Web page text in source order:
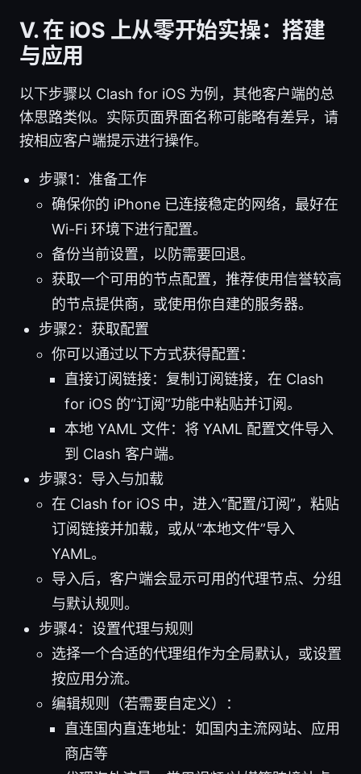
Ⅴ. 在 iOS 上从零开始实操：搭建
与应用
以下步骤以 Clash for iOS 为例，其他客户端的总
体思路类似。实际页面界面名称可能略有差异，请
按相应客户端提示进行操作。
步骤1：准备工作
确保你的 iPhone 已连接稳定的网络，最好在
Wi-Fi 环境下进行配置。
备份当前设置，以防需要回退。
获取一个可用的节点配置，推荐使用信誉较高
的节点提供商，或使用你自建的服务器。
步骤2：获取配置
你可以通过以下方式获得配置：
直接订阅链接：复制订阅链接，在 Clash
for iOS 的“订阅”功能中粘贴并订阅。
本地 YAML 文件：将 YAML 配置文件导入
到 Clash 客户端。
步骤3：导入与加载
在 Clash for iOS 中，进入“配置/订阅”，粘贴
订阅链接并加载，或从“本地文件”导入
YAML。
导入后，客户端会显示可用的代理节点、分组
与默认规则。
步骤4：设置代理与规则
选择一个合适的代理组作为全局默认，或设置
按应用分流。
编辑规则（若需要自定义）：
直连国内直连地址：如国内主流网站、应用
商店等